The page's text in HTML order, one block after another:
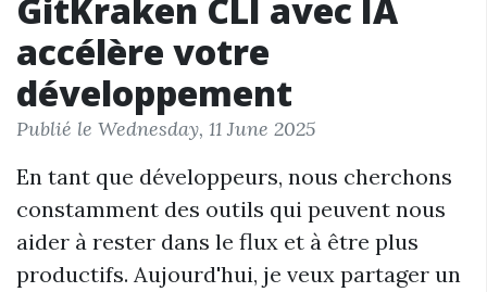
GitKraken CLI avec IA
accélère votre
développement
Publié le Wednesday, 11 June 2025
En tant que développeurs, nous cherchons
constamment des outils qui peuvent nous
aider à rester dans le flux et à être plus
productifs. Aujourd'hui, je veux partager un